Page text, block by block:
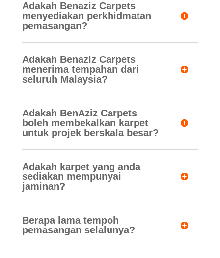
Adakah Benaziz Carpets
menyediakan perkhidmatan
pemasangan?
Adakah Benaziz Carpets
menerima tempahan dari
seluruh Malaysia?
Adakah BenAziz Carpets
boleh membekalkan karpet
untuk projek berskala besar?
Adakah karpet yang anda
sediakan mempunyai
jaminan?
Berapa lama tempoh
pemasangan selalunya?